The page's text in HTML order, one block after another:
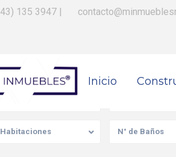
135 3947 |
Inicio
Tu Propiedad
Habitaciones N° de Baños